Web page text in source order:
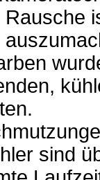
Rausche
sind